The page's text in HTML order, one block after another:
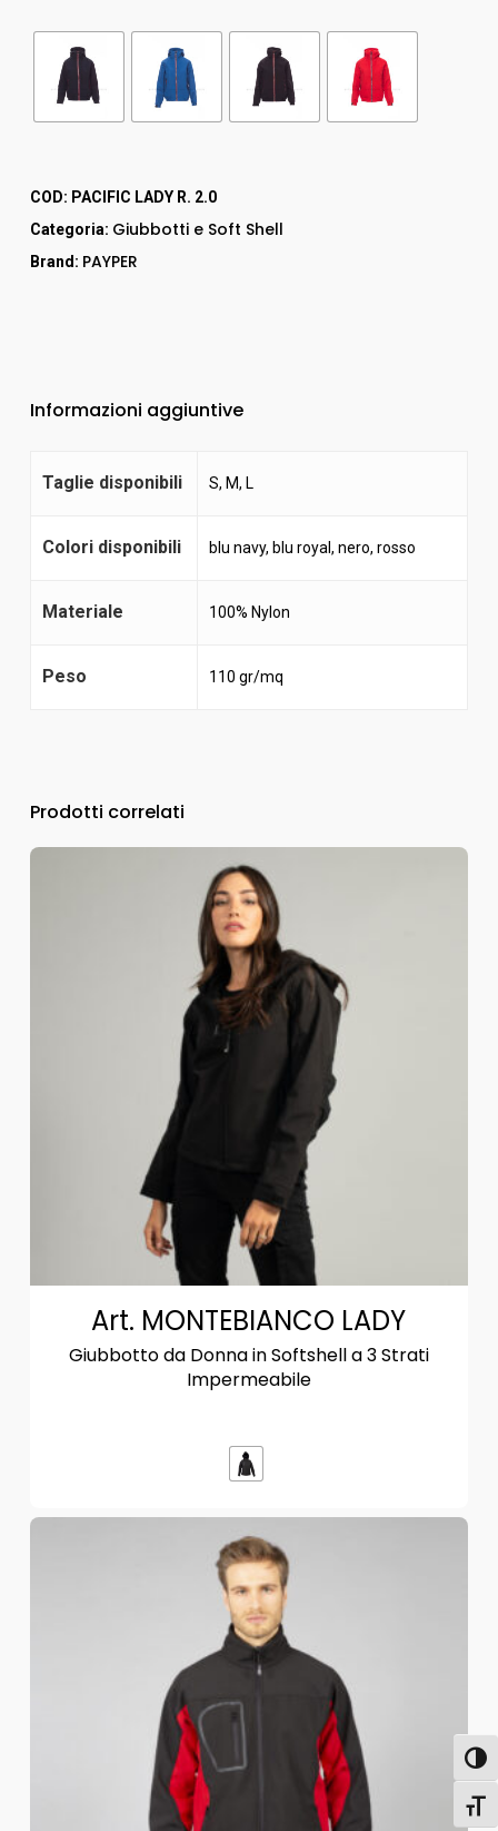
COD: PACIFIC LADY R. 2.0
Categoria: Giubbotti e Soft Shell
Brand: PAYPER
Informazioni aggiuntive
Taglie disponibili S, M, L
Colori disponibili blu navy, blu royal, nero, rosso
Materiale 100% Nylon
Peso 110 gr/mq
Prodotti correlati
Art. MONTEBIANCO LADY
Giubbotto da Donna in Softshell a 3 Strati
Impermeabile